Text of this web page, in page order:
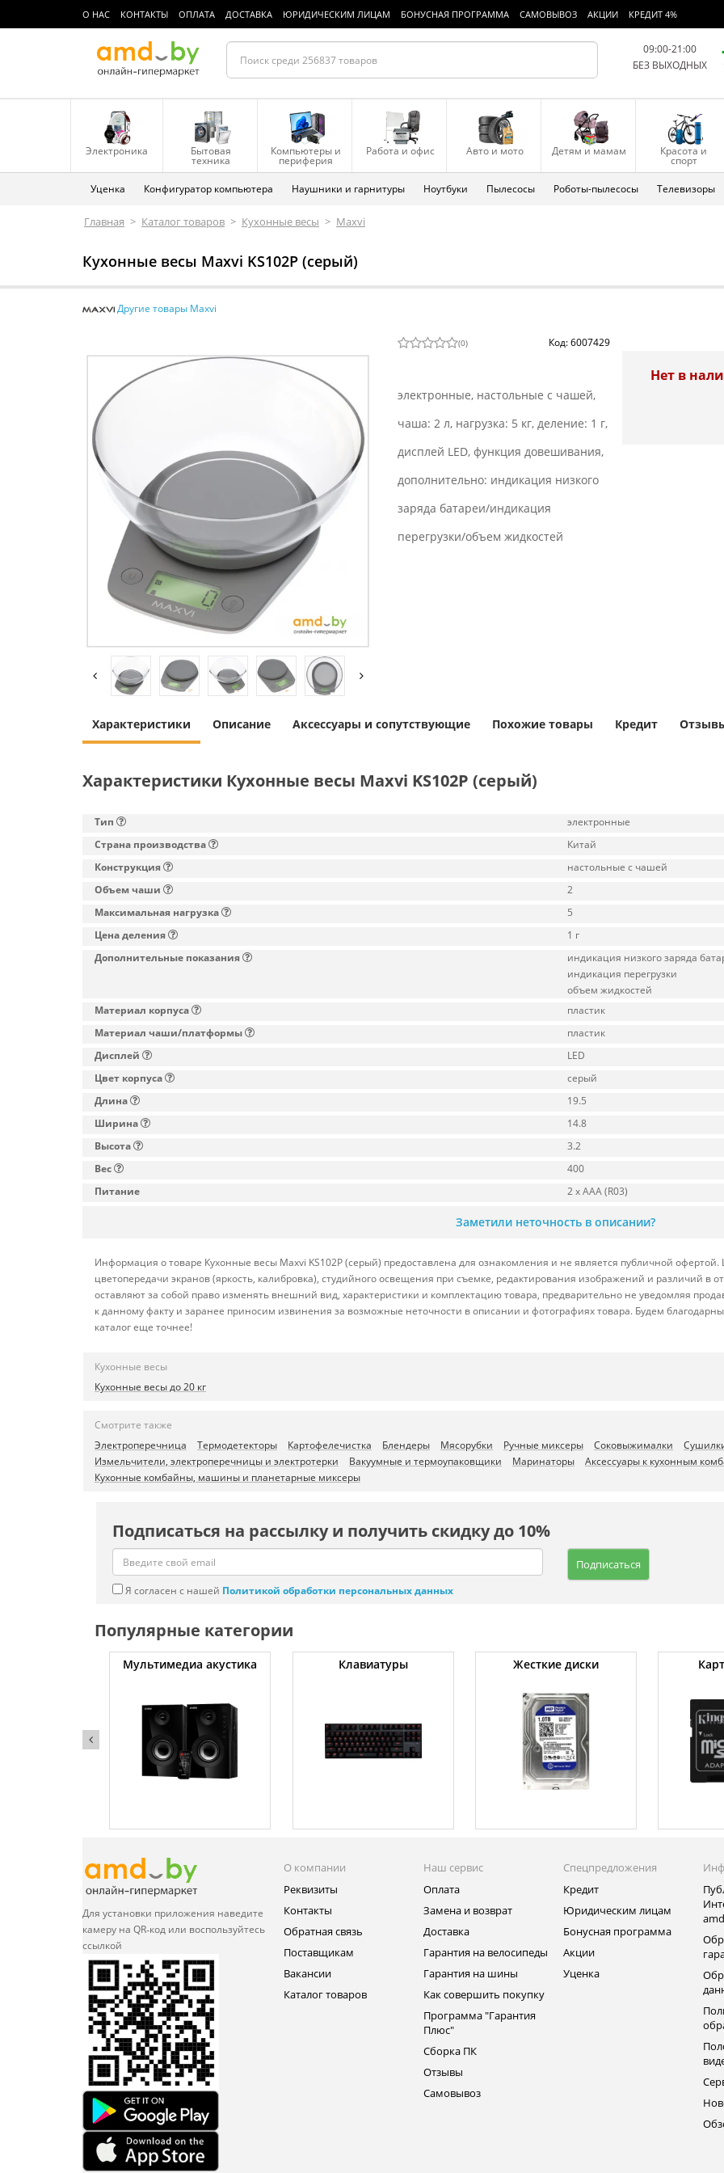
О НАС КОНТАКТЫ ОПЛАТА ДОСТАВКА ЮРИДИЧЕСКИМ ЛИЦАМ БОНУСНАЯ ПРОГРАММА САМОВЫВОЗ АКЦИИ КРЕДИТ 4%
09:00-21:00
БЕЗ ВЫХОДНЫХ
Электроника Бытовая
техника
Компьютеры и
периферия
Работа и офис Авто и мото Детям и мамам Красота и
спорт
Уценка Конфигуратор компьютера Наушники и гарнитуры Ноутбуки Пылесосы Роботы-пылесосы Телевизоры
Главная > Каталог товаров > Кухонные весы > Maxvi
Кухонные весы Maxvi KS102P (серый)
Другие товары Maxvi
(0) Код: 6007429
электронные, настольные с чашей,
чаша: 2 л, нагрузка: 5 кг, деление: 1 г,
дисплей LED, функция довешивания,
дополнительно: индикация низкого
заряда батареи/индикация
перегрузки/объем жидкостей
Нет в
Характеристики Описание Аксессуары и сопутствующие Похожие товары Кредит
Характеристики Кухонные весы Maxvi KS102P (серый)
Тип
электронные
Страна производства
Китай
Конструкция
настольные с чашей
Объем чаши
2
Максимальная нагрузка
5
Цена деления
1 г
Дополнительные показания
индикация низкого заряда
индикация перегрузки
объем жидкостей
Материал корпуса
пластик
Материал чаши/платформы
пластик
Дисплей
LED
Цвет корпуса
серый
Длина
19.5
Ширина
14.8
Высота
3.2
Вес
400
Питание
2 x AAA (R03)
Заметили неточность в описании?
Информация о товаре Кухонные весы Maxvi KS102P (серый) предоставлена для ознакомления и не является публичной
цветопередачи экранов (яркость, калибровка), студийного освещения при съемке, редактирования изображений и различий в
оставляют за собой право изменять внешний вид, характеристики и комплектацию товара, предварительно не уведомляя
к данному факту и заранее приносим извинения за возможные неточности в описании и фотографиях товара. Будем
каталог еще точнее!
Кухонные весы
Кухонные весы до 20 кг
Смотрите также
Электроперечница
Термодетекторы Картофелечистка Блендеры Мясорубки Ручные миксеры Соковыжималки
Измельчители, электроперечницы и электротерки
Вакуумные и термоупаковщики Маринаторы
Аксессуары к кухонным
Кухонные комбайны, машины и планетарные миксеры
Подписаться на рассылку и получить скидку до 10%
Подписаться
Я согласен с нашей Политикой обработки персональных данных
Популярные категории
Мультимедиа акустика Клавиатуры Жесткие диски
Для установки приложения наведите
камеру на QR‑код или воспользуйтесь
ссылкой
О компании
Реквизиты
Контакты
Обратная связь
Поставщикам
Вакансии
Каталог товаров
Наш сервис
Оплата
Замена и возврат
Доставка
Гарантия на велосипеды
Гарантия на шины
Как совершить покупку
Программа "Гарантия
Плюс"
Сборка ПК
Отзывы
Самовывоз
Спецпредложения
Кредит
Юридическим лицам
Бонусная программа
Акции
Уценка